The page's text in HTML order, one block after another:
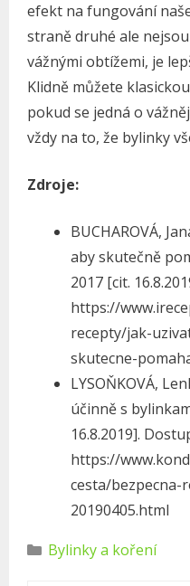
efekt na fungování
straně druhé ale
vážnými obtížemi, je
Klidně můžete
pokud se jedná o
vždy na to, že bylinky
Zdroje:
BUCHAROVÁ,
aby skutečně
2017 [cit.
https://
recepty/jak-
skutecne-
LYSOŇKOVÁ,
účinně s
16.8.2019].
https://
cesta/bezpecna-
20190405.html
R
Bylinky a koření